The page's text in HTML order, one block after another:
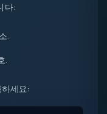
다:
.
.
세요: